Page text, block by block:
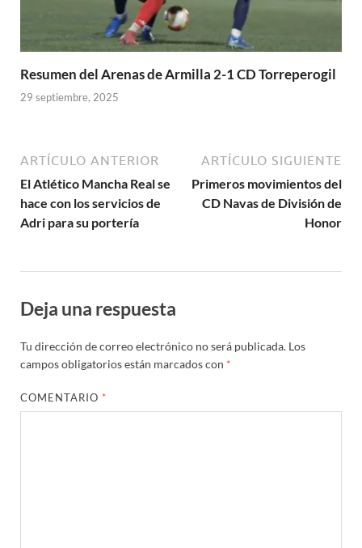
Resumen del Arenas de Armilla 2-1 CD Torreperogil
29 septiembre, 2025
ARTÍCULO ANTERIOR
El Atlético Mancha Real se
hace con los servicios de
Adri para su portería
ARTÍCULO SIGUIENTE
Primeros movimientos del
CD Navas de División de
Honor
Deja una respuesta
Tu dirección de correo electrónico no será publicada. Los
campos obligatorios están marcados con *
COMENTARIO *